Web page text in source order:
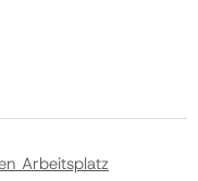
Arbeitsplatz